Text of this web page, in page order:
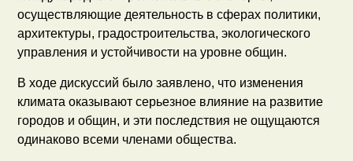
осуществляющие деятельность в сферах политики,
архитектуры, градостроительства, экологического
управления и устойчивости на уровне общин.
В ходе дискуссий было заявлено, что изменения
климата оказывают серьезное влияние на развитие
городов и общин, и эти последствия не ощущаются
одинаково всеми членами общества.